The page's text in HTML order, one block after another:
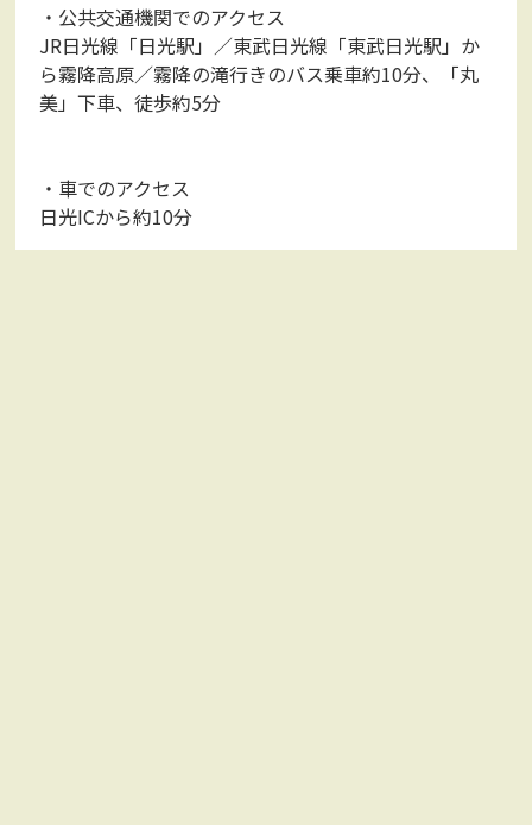
・公共交通機関でのアクセス
JR日光線「日光駅」／東武日光線「東武日光駅」か
ら霧降高原／霧降の滝行きのバス乗車約10分、「丸
美」下車、徒歩約5分
・車でのアクセス
日光ICから約10分